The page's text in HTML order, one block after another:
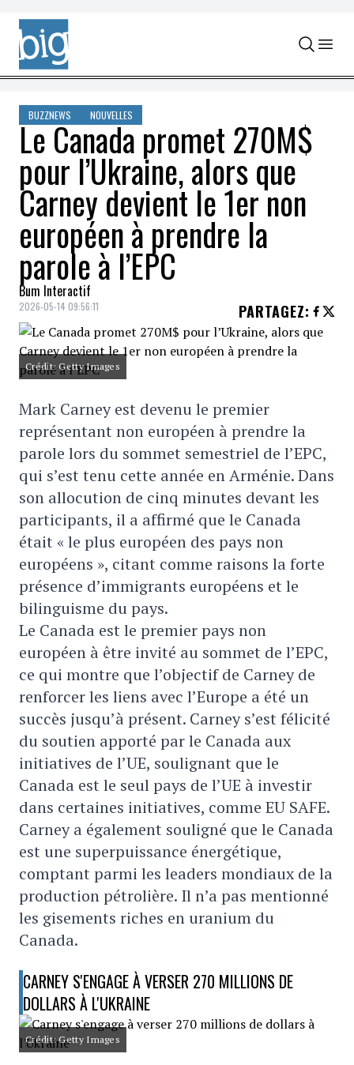
Skip to content
BUZZNEWS NOUVELLES
Le Canada promet 270M$
pour l’Ukraine, alors que
Carney devient le 1er non
européen à prendre la
parole à l’EPC
Bum Interactif
2026-05-14 09:56:11 PARTAGEZ:
Crédit: Getty Images
Mark Carney est devenu le premier
représentant non européen à prendre la
parole lors du sommet semestriel de l’EPC,
qui s’est tenu cette année en Arménie. Dans
son allocution de cinq minutes devant les
participants, il a affirmé que le Canada
était « le plus européen des pays non
européens », citant comme raisons la forte
présence d’immigrants européens et le
bilinguisme du pays.
Le Canada est le premier pays non
européen à être invité au sommet de l’EPC,
ce qui montre que l’objectif de Carney de
renforcer les liens avec l’Europe a été un
succès jusqu’à présent. Carney s’est félicité
du soutien apporté par le Canada aux
initiatives de l’UE, soulignant que le
Canada est le seul pays de l’UE à investir
dans certaines initiatives, comme EU SAFE.
Carney a également souligné que le Canada
est une superpuissance énergétique,
comptant parmi les leaders mondiaux de la
production pétrolière. Il n’a pas mentionné
les gisements riches en uranium du
Canada.
CARNEY S'ENGAGE À VERSER 270 MILLIONS DE
DOLLARS À L'UKRAINE
Crédit: Getty Images